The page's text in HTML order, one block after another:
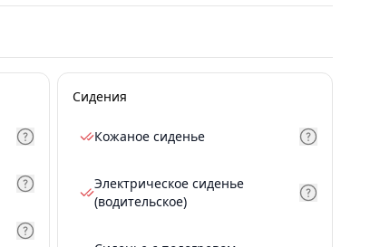
Сидения
Кожаное сиденье
Электрическое сиденье
(водительское)